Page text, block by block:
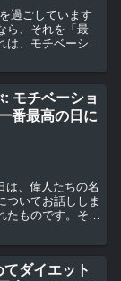
過ごしています
ら、それを「最
、モチベーショ
モチベーショ
番最高の日に
は、偉人たちの名
ついてお話ししま
たものです。それ
ダイエット